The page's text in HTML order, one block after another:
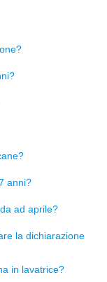
anni?
ad aprile?
la dichiarazione
in lavatrice?